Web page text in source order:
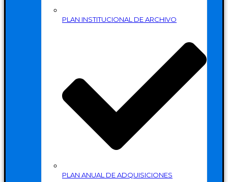
PLAN INSTITUCIONAL DE ARCHIVO
PLAN ANUAL DE ADQUISICIONES